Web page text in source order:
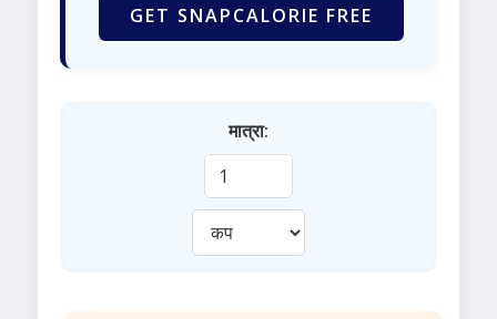
GET SNAPCALORIE FREE
मात्रा: